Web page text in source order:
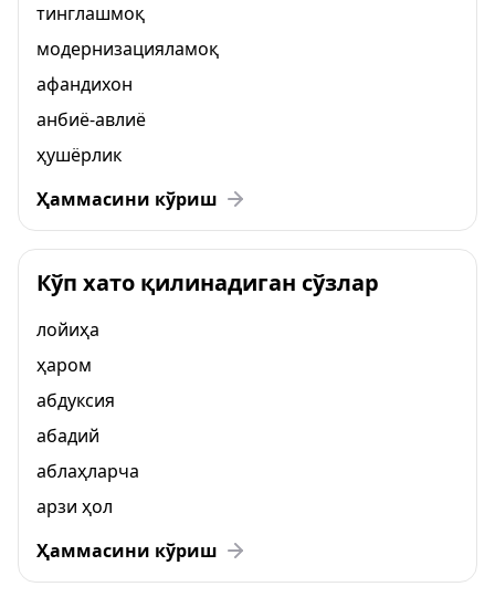
тинглашмоқ
модернизацияламоқ
афандихон
анбиё-авлиё
ҳушёрлик
Ҳаммасини кўриш
Кўп хато қилинадиган сўзлар
лойиҳа
ҳаром
абдуксия
абадий
аблаҳларча
арзи ҳол
Ҳаммасини кўриш